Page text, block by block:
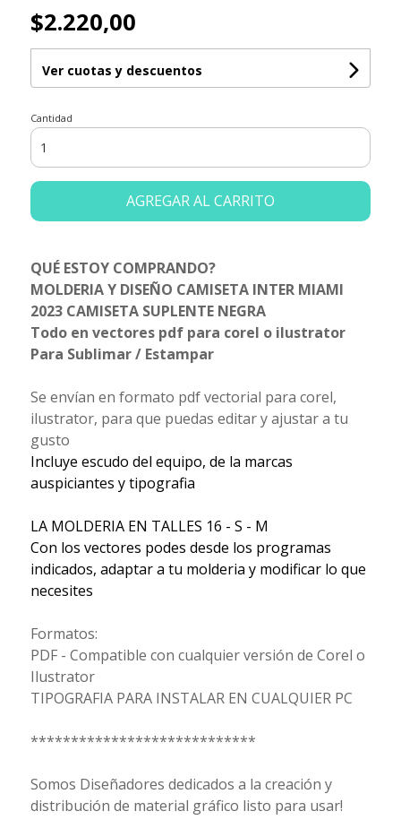
$2.220,00
Ver cuotas y descuentos
Cantidad
AGREGAR AL CARRITO
QUÉ ESTOY COMPRANDO?
MOLDERIA Y DISEÑO CAMISETA INTER MIAMI
2023 CAMISETA SUPLENTE NEGRA
Todo en vectores pdf para corel o ilustrator
Para Sublimar / Estampar
Se envían en formato pdf vectorial para corel,
ilustrator, para que puedas editar y ajustar a tu
gusto
Incluye escudo del equipo, de la marcas
auspiciantes y tipografia
LA MOLDERIA EN TALLES 16 - S - M
Con los vectores podes desde los programas
indicados, adaptar a tu molderia y modificar lo que
necesites
Formatos:
PDF - Compatible con cualquier versión de Corel o
Ilustrator
TIPOGRAFIA PARA INSTALAR EN CUALQUIER PC
****************************
Somos Diseñadores dedicados a la creación y
distribución de material gráfico listo para usar!